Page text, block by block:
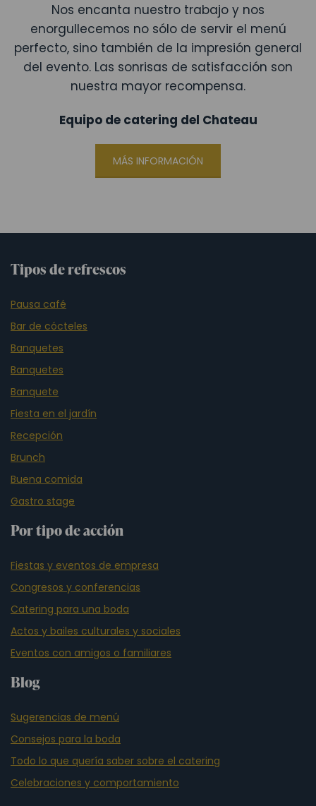
Nos encanta nuestro trabajo y nos
enorgullecemos no sólo de servir el menú
perfecto, sino también de la impresión general
del evento. Las sonrisas de satisfacción son
nuestra mayor recompensa.
Equipo de catering del Chateau
MÁS INFORMACIÓN
Tipos de refrescos
Pausa café
Bar de cócteles
Banquetes
Banquetes
Banquete
Fiesta en el jardín
Recepción
Brunch
Buena comida
Gastro stage
Por tipo de acción
Fiestas y eventos de empresa
Congresos y conferencias
Catering para una boda
Actos y bailes culturales y sociales
Eventos con amigos o familiares
Blog
Sugerencias de menú
Consejos para la boda
Todo lo que quería saber sobre el catering
Celebraciones y comportamiento